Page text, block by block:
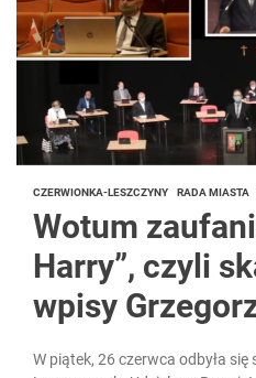
CZERWIONKA-LESZCZYNY RADA MIASTA
Wotum
Harry”, czyli
wpisy
W piątek, 26 czerwca odbyła się